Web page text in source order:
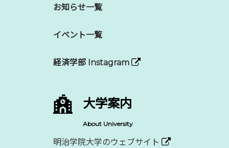
お知らせ一覧
イベント一覧
経済学部 Instagram
大学案内
About University
明治学院大学のウェブサイト